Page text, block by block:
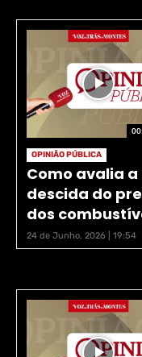
OPINIÃO PÚBLICA
Como avalia a
descida do
dos
24 de Junho, 2026 | 19:54